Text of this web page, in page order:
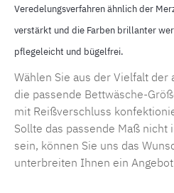
Veredelungsverfahren ähnlich der
verstärkt und die Farben brillanter
pflegeleicht und bügelfrei.
Wählen Sie aus der Vielfalt der
die passende Bettwäsche-
mit Reißverschluss
Sollte das passende Maß nicht
sein, können Sie uns das
unterbreiten Ihnen ein Angebot